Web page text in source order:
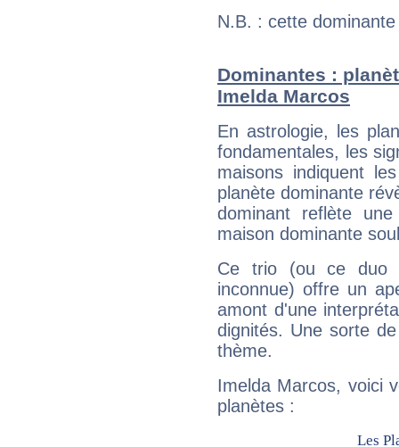
N.B. : cette
Dominantes :
Imelda Marcos
En astrologie, les
fondamentales, les
maisons indiquent
planète dominante
dominant reflète
maison dominante
Ce trio (ou ce duo
inconnue) offre un
amont d'une
dignités. Une sorte
thème.
Imelda Marcos, voici
planètes :